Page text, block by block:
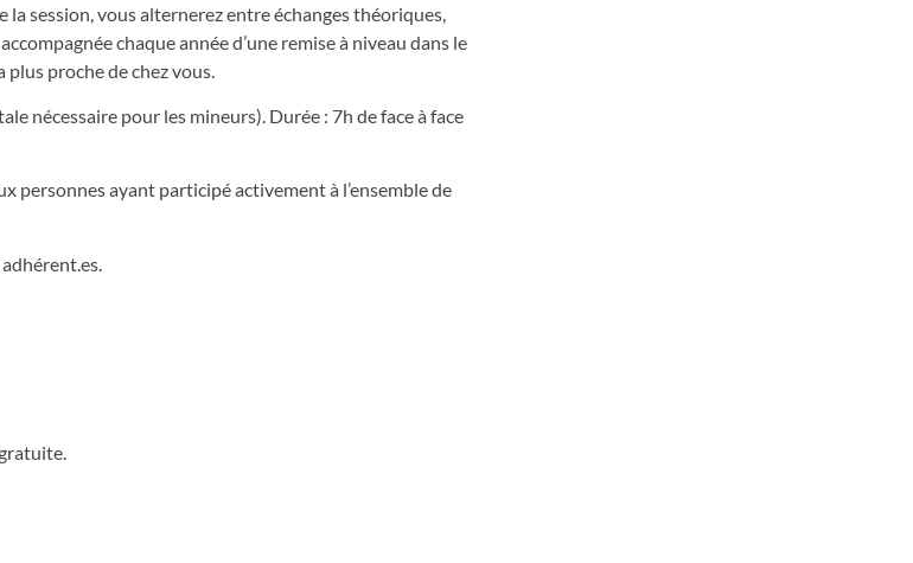
session, vous alternerez entre échanges théoriques,
chaque année d’une remise à niveau dans le
proche de chez vous.
nécessaire pour les mineurs). Durée : 7h de face à face
personnes ayant participé activement à l’ensemble de